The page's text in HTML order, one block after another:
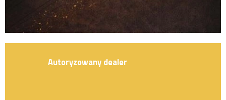
a
Autoryzowany dealer